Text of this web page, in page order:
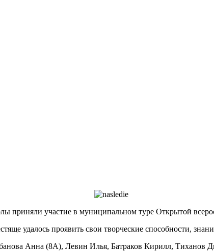
приняли участие в муниципальном туре Открытой
удалось проявить свои творческие способности,
Анна (8А), Левин Илья, Батраков Кирилл,